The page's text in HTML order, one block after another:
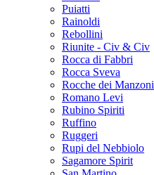
Puiatti
Rainoldi
Rebollini
Riunite - Civ & Civ
Rocca di Fabbri
Rocca Sveva
Rocche dei Manzoni
Romano Levi
Rubino Spiriti
Ruffino
Ruggeri
Rupi del Nebbiolo
Sagamore Spirit